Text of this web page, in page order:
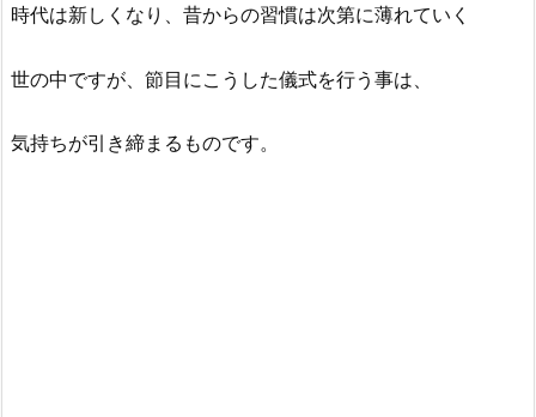
時代は新しくなり、昔からの習慣は次第に薄れていく
世の中ですが、節目にこうした儀式を行う事は、
気持ちが引き締まるものです。